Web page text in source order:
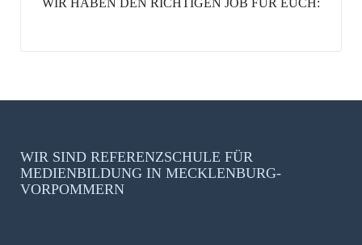
WIR HABEN DEN RICHTIGEN JOB FÜR EUCH:
WIR SIND REFERENZSCHULE FÜR
MEDIENBILDUNG IN MECKLENBURG-
VORPOMMERN